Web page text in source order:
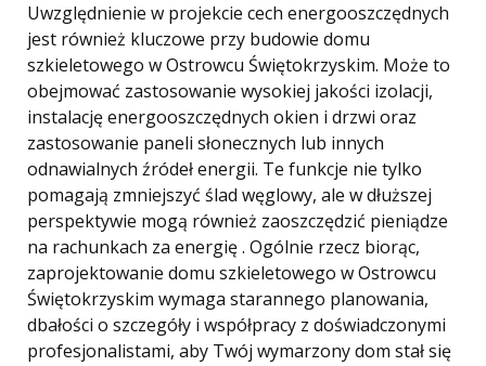
Uwzględnienie w projekcie cech energooszczędnych
jest również kluczowe przy budowie domu
szkieletowego w Ostrowcu Świętokrzyskim. Może to
obejmować zastosowanie wysokiej jakości izolacji,
instalację energooszczędnych okien i drzwi oraz
zastosowanie paneli słonecznych lub innych
odnawialnych źródeł energii. Te funkcje nie tylko
pomagają zmniejszyć ślad węglowy, ale w dłuższej
perspektywie mogą również zaoszczędzić pieniądze
na rachunkach za energię . Ogólnie rzecz biorąc,
zaprojektowanie domu szkieletowego w Ostrowcu
Świętokrzyskim wymaga starannego planowania,
dbałości o szczegóły i współpracy z doświadczonymi
profesjonalistami, aby Twój wymarzony dom stał się